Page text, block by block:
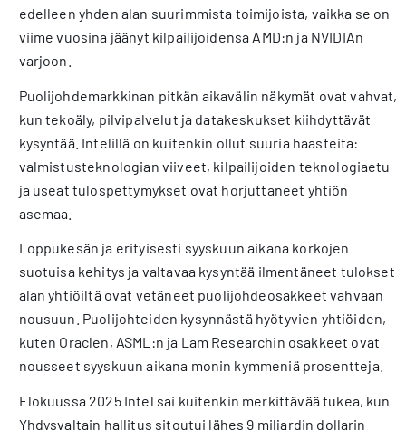
edelleen yhden alan suurimmista toimijoista, vaikka se on
viime vuosina jäänyt kilpailijoidensa AMD:n ja NVIDIAn
varjoon.
Puolijohdemarkkinan pitkän aikavälin näkymät ovat vahvat,
kun tekoäly, pilvipalvelut ja datakeskukset kiihdyttävät
kysyntää. Intelillä on kuitenkin ollut suuria haasteita:
valmistusteknologian viiveet, kilpailijoiden teknologiaetu
ja useat tulospettymykset ovat horjuttaneet yhtiön
asemaa.
Loppukesän ja erityisesti syyskuun aikana korkojen
suotuisa kehitys ja valtavaa kysyntää ilmentäneet tulokset
alan yhtiöiltä ovat vetäneet puolijohdeosakkeet vahvaan
nousuun. Puolijohteiden kysynnästä hyötyvien yhtiöiden,
kuten Oraclen, ASML:n ja Lam Researchin osakkeet ovat
nousseet syyskuun aikana monin kymmeniä prosentteja.
Elokuussa 2025 Intel sai kuitenkin merkittävää tukea, kun
Yhdysvaltain hallitus sitoutui lähes 9 miljardin dollarin